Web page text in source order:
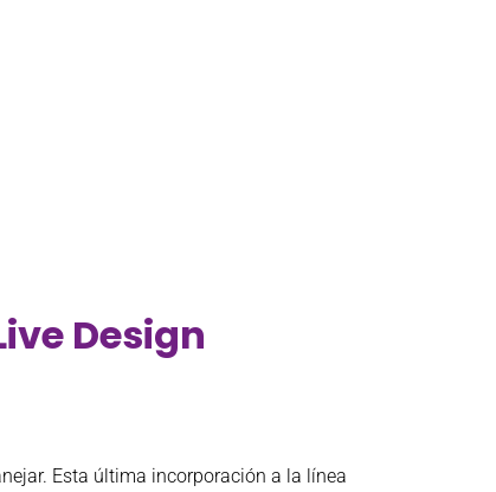
Design
Esta última incorporación a la línea